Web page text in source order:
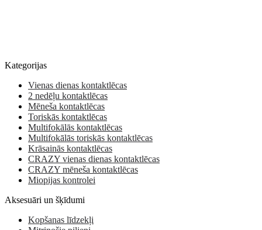
Kategorijas
Vienas dienas kontaktlēcas
2 nedēļu kontaktlēcas
Mēneša kontaktlēcas
Toriskās kontaktlēcas
Multifokālās kontaktlēcas
Multifokālās toriskās kontaktlēcas
Krāsainās kontaktlēcas
CRAZY vienas dienas kontaktlēcas
CRAZY mēneša kontaktlēcas
Miopijas kontrolei
Aksesuāri un šķīdumi
Kopšanas līdzekļi